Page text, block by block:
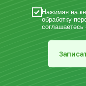
Нажимая на
обработку
соглашаетесь